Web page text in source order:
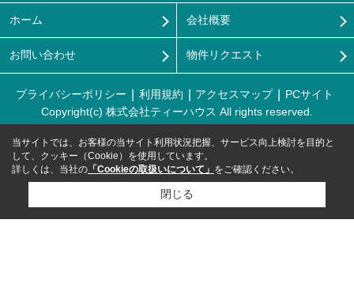
ホーム 会社概要
お問い合わせ 物件リクエスト
プライバシーポリシー 利用規約 アクセスマップ
PCサイト
Copyright(c) 株式会社ティーハウス All rights reserved.
当サイトでは、お客様の当サイト利用状況把握、サービス向上検討を目的と
して、クッキー（Cookie）を使用しています。
詳しくは、当社の 「Cookieの取扱いについて」 をご確認ください。
閉じる